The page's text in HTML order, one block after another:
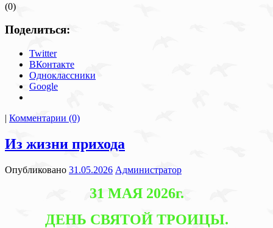
(0)
Поделиться:
Twitter
ВКонтакте
Одноклассники
Google
| Комментарии (0)
Из жизни прихода
Опубликовано 31.05.2026 Администратор
31 МАЯ 2026г.
ДЕНЬ СВЯТОЙ ТРОИЦЫ.